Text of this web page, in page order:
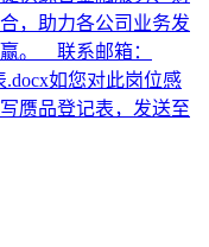
，助力各公司业务发
。 联系邮箱：
.docx如您对此岗位感
赝品登记表，发送至